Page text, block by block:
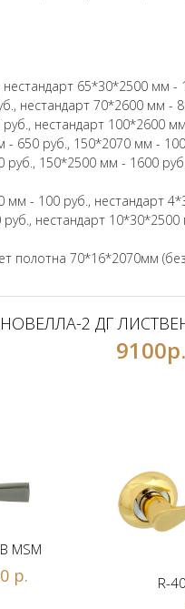
65*30*2500 мм -
нестандарт 70*2600 мм -
нестандарт 100*2600
650 руб., 150*2070 мм -
руб., 150*2500 мм - 1600
мм - 100 руб., нестандарт
нестандарт
70*16*2070мм (без
НОВЕЛЛА-2 ДГ
9100р.
MSM
р. R-